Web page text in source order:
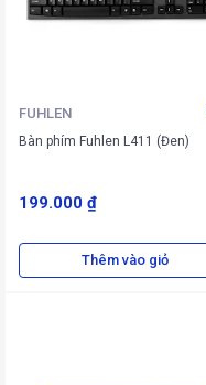
FUHLEN
Bàn phím Fuhlen L411 (Đen)
199.000 ₫
Thêm vào giỏ